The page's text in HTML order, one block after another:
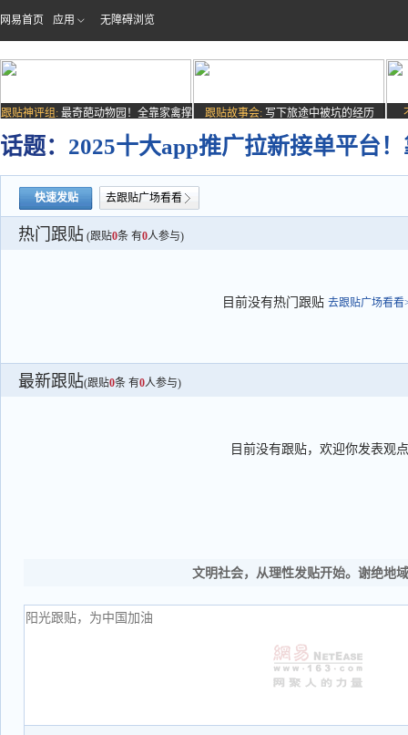
网易首页 应用 无障碍浏览
跟贴神评组: 最奇葩动物园！全靠家禽撑
跟贴故事会: 写下旅途中被坑的经历
话题： 2025十大app推广拉新接单平台
快速发贴 去跟贴广场看看
热门跟贴 (跟贴0条 有0人参与)
目前没有热门跟贴 去跟贴广场看看
最新跟贴(跟贴0条 有0人参与)
目前没有跟贴，欢迎你发表观点
文明社会，从理性发贴开始。谢绝地